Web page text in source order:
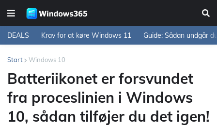
DEALS Krav for at køre Windows 11 Guide: Sådan undgår
Start Windows 10
Batteriikonet er forsvundet
fra proceslinien i Windows
10, sådan tilføjer du det igen!